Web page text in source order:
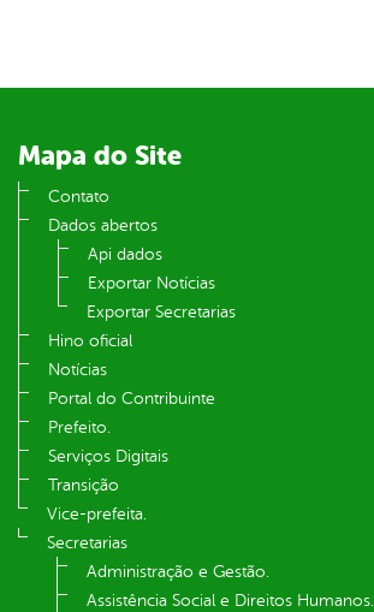
Mapa do Site
Contato
Dados abertos
Api dados
Exportar Notícias
Exportar Secretarias
Hino oficial
Notícias
Portal do Contribuinte
Prefeito.
Serviços Digitais
Transição
Vice-prefeita.
Secretarias
Administração e Gestão.
Assistência Social e Direitos Humanos.